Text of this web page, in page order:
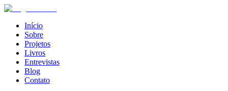
Início
Sobre
Projetos
Livros
Entrevistas
Blog
Contato